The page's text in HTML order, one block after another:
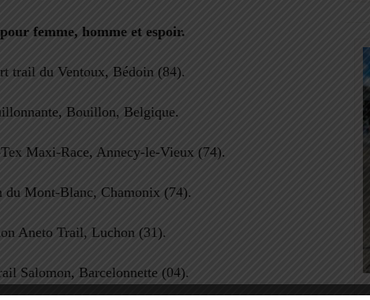
femme, homme et espoir.
trail du Ventoux, Bédoin (84).
Bouillon, Belgique.
Maxi-Race, Annecy-le-Vieux (74).
du Mont-Blanc, Chamonix (74).
Aneto Trail, Luchon (31).
Salomon, Barcelonnette (04).